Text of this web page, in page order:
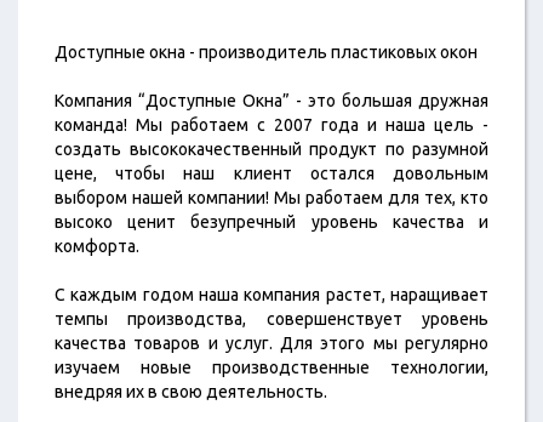
Доступные окна - производитель пластиковых окон
Компания “Доступные Окна” - это большая дружная
команда! Мы работаем с 2007 года и наша цель -
создать высококачественный продукт по разумной
цене, чтобы наш клиент остался довольным
выбором нашей компании! Мы работаем для тех, кто
высоко ценит безупречный уровень качества и
комфорта.
С каждым годом наша компания растет, наращивает
темпы производства, совершенствует уровень
качества товаров и услуг. Для этого мы регулярно
изучаем новые производственные технологии,
внедряя их в свою деятельность.